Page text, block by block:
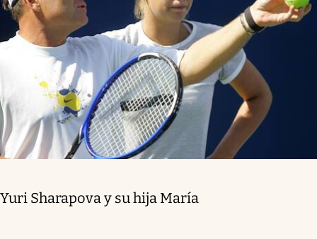
Yuri Sharapova y su hija María